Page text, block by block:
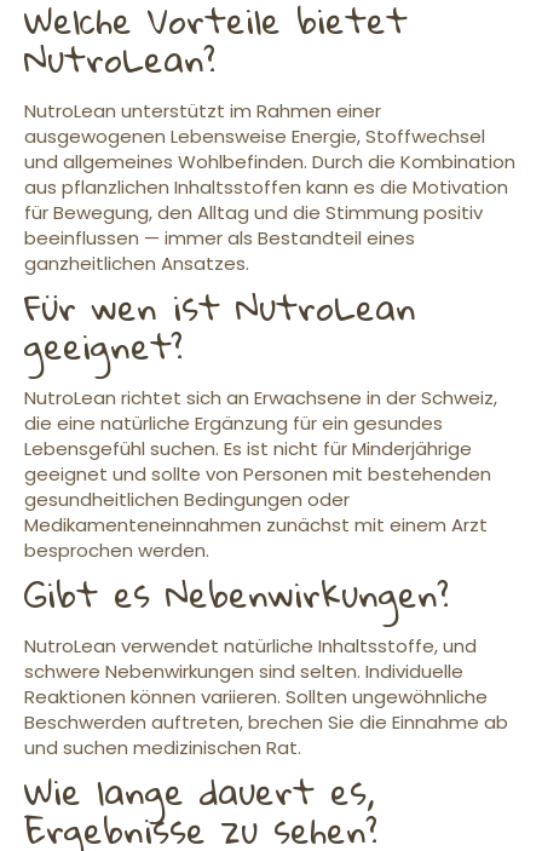
Welche Vorteile bietet
NutroLean?
NutroLean unterstützt im Rahmen einer
ausgewogenen Lebensweise Energie, Stoffwechsel
und allgemeines Wohlbefinden. Durch die Kombination
aus pflanzlichen Inhaltsstoffen kann es die Motivation
für Bewegung, den Alltag und die Stimmung positiv
beeinflussen — immer als Bestandteil eines
ganzheitlichen Ansatzes.
Für wen ist NutroLean
geeignet?
NutroLean richtet sich an Erwachsene in der Schweiz,
die eine natürliche Ergänzung für ein gesundes
Lebensgefühl suchen. Es ist nicht für Minderjährige
geeignet und sollte von Personen mit bestehenden
gesundheitlichen Bedingungen oder
Medikamenteneinnahmen zunächst mit einem Arzt
besprochen werden.
Gibt es Nebenwirkungen?
NutroLean verwendet natürliche Inhaltsstoffe, und
schwere Nebenwirkungen sind selten. Individuelle
Reaktionen können variieren. Sollten ungewöhnliche
Beschwerden auftreten, brechen Sie die Einnahme ab
und suchen medizinischen Rat.
Wie lange dauert es,
Ergebnisse zu sehen?